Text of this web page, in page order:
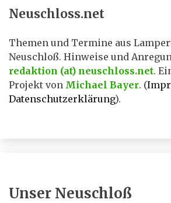
Neuschloss.net
Themen und Termine aus
Neuschloß. Hinweise und
redaktion (at) neuschloss.net.
Projekt von Michael Bayer. (
Datenschutzerklärung).
Unser Neuschloß